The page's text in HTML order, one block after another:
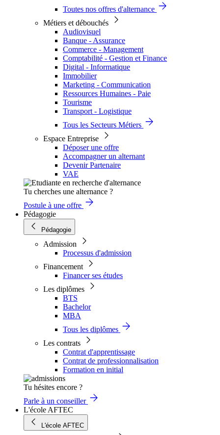
Toutes nos offres d'alternance
Métiers et débouchés
Audiovisuel
Banque - Assurance
Commerce - Management
Comptabilité - Gestion et Finance
Digital - Informatique
Immobilier
Marketing - Communication
Ressources Humaines - Paie
Tourisme
Transport - Logistique
Tous les Secteurs Métiers
Espace Entreprise
Déposer une offre
Accompagner un alternant
Devenir Partenaire
VAE
Tu cherches une alternance ?
Postule à une offre
Pédagogie
Pédagogie
Admission
Processus d'admission
Financement
Financer ses études
Les diplômes
BTS
Bachelor
MBA
Tous les diplômes
Les contrats
Contrat d'apprentissage
Contrat de professionnalisation
Formation en initial
Tu hésites encore ?
Parle à un conseiller
L'école AFTEC
L'école AFTEC